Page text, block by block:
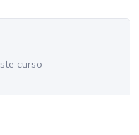
curso